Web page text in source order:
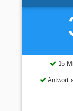
15
Antwort